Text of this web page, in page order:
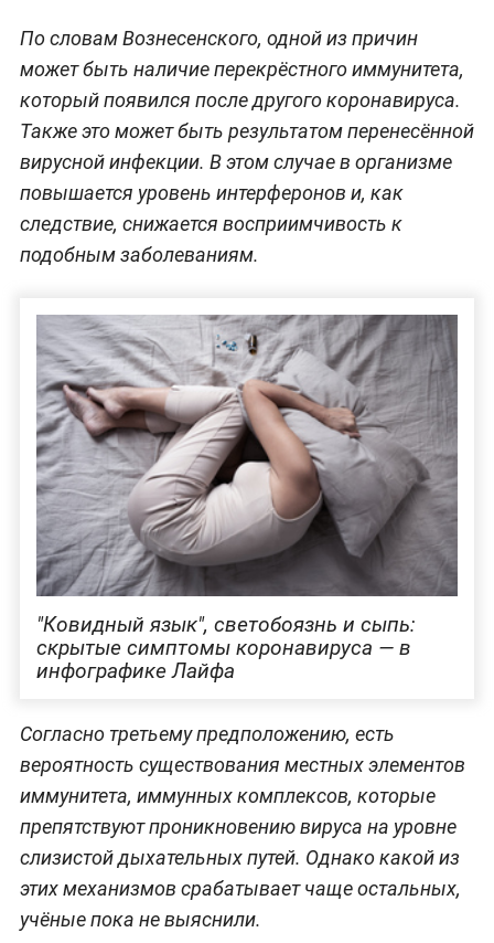
По словам Вознесенского, одной из причин
может быть наличие перекрёстного иммунитета,
который появился после другого коронавируса.
Также это может быть результатом перенесённой
вирусной инфекции. В этом случае в организме
повышается уровень интерферонов и, как
следствие, снижается восприимчивость к
подобным заболеваниям.
"Ковидный язык", светобоязнь и сыпь:
скрытые симптомы коронавируса — в
инфографике Лайфа
Согласно третьему предположению, есть
вероятность существования местных элементов
иммунитета, иммунных комплексов, которые
препятствуют проникновению вируса на уровне
слизистой дыхательных путей. Однако какой из
этих механизмов срабатывает чаще остальных,
учёные пока не выяснили.